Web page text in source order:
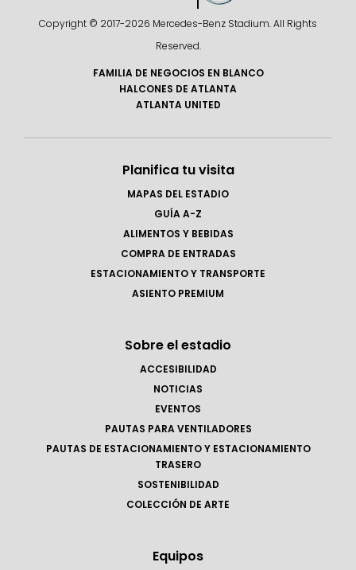
Copyright © 2017-2026 Mercedes-Benz Stadium. All Rights
Reserved.
FAMILIA DE NEGOCIOS EN BLANCO
HALCONES DE ATLANTA
ATLANTA UNITED
Planifica tu visita
MAPAS DEL ESTADIO
GUÍA A-Z
ALIMENTOS Y BEBIDAS
COMPRA DE ENTRADAS
ESTACIONAMIENTO Y TRANSPORTE
ASIENTO PREMIUM
Sobre el estadio
ACCESIBILIDAD
NOTICIAS
EVENTOS
PAUTAS PARA VENTILADORES
PAUTAS DE ESTACIONAMIENTO Y ESTACIONAMIENTO
TRASERO
SOSTENIBILIDAD
COLECCIÓN DE ARTE
Equipos